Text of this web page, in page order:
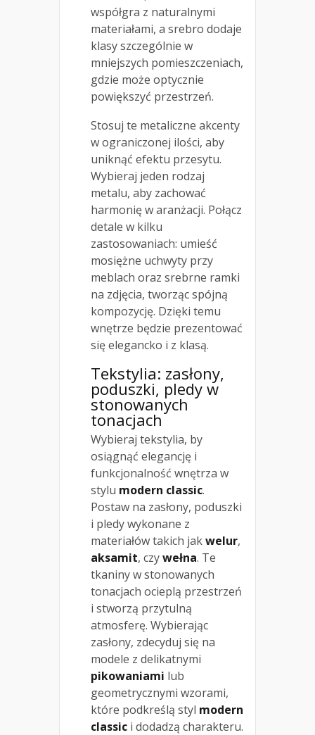
współgra z naturalnymi
materiałami, a srebro dodaje
klasy szczególnie w
mniejszych pomieszczeniach,
gdzie może optycznie
powiększyć przestrzeń.
Stosuj te metaliczne akcenty
w ograniczonej ilości, aby
uniknąć efektu przesytu.
Wybieraj jeden rodzaj
metalu, aby zachować
harmonię w aranżacji. Połącz
detale w kilku
zastosowaniach: umieść
mosiężne uchwyty przy
meblach oraz srebrne ramki
na zdjęcia, tworząc spójną
kompozycję. Dzięki temu
wnętrze będzie prezentować
się elegancko i z klasą.
Tekstylia: zasłony,
poduszki, pledy w
stonowanych
tonacjach
Wybieraj tekstylia, by
osiągnąć elegancję i
funkcjonalność wnętrza w
stylu modern classic.
Postaw na zasłony, poduszki
i pledy wykonane z
materiałów takich jakwelur,
aksamit, czywełna. Te
tkaniny w stonowanych
tonacjach ocieplą przestrzeń
i stworzą przytulną
atmosferę. Wybierając
zasłony, zdecyduj się na
modele z delikatnymi
pikowaniami lub
geometrycznymi wzorami,
które podkreślą styl modern
classic i dodadzą charakteru.